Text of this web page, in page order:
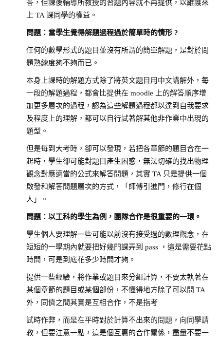
答，但課後輔導所教授的習題內容就不再提供，以維護來
上 TA 課同學的權益。
問題：當學生覺得解題過程過於簡單時的情形 ?
任何的數學形式的題目並沒有所謂的簡單解題，是對於問
題熟練度夠不夠而已。
本身上課時的解題方式除了將英文題目用中文講解外，每
一段的解題過程，都會比提供在 moodle 上的解答順序增
加更多層次的過程，認為這些解題過程都以達到自我要求
及程度上的理解，都可以自行試著解其他非作業中出現的
題型。
但是每到大考時，卻可以發現，若把各章節的題目合在一
起時，學生卻可能對題目產生困惑，無法切確的找出物理
觀念對應適當的公式來解答問題，其實 TA 只是提供一個
啟發和解答問題層次的方式，「師傅引進門，修行在個
人」。
問題：以工科的學生為例，團隊合作是很重要的一環。
學生個人要理解一些可能以前沒有接受過的數理觀念，在
短短的一學期內就要把好幾門課弄到 pass ，這是需要花點
時間，可是到底花多少時間才夠。
提供一些經驗，將作業或題目來分組計算，不要太執著在
某個章節的題目或某個部份，不懂得地方除了可以問 TA
外，同儕之間其實是互相合作，不是指考
試時作弊，而是在平時對於計算不出來的問題，向同學請
教，但要注意一點，這是個互惠的合作關係，盡量不要一